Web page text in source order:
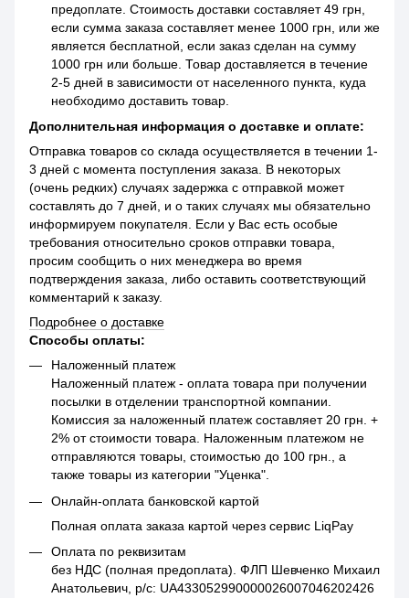
предоплате. Стоимость доставки составляет 49 грн,
если сумма заказа составляет менее 1000 грн, или же
является бесплатной, если заказ сделан на сумму
1000 грн или больше. Товар доставляется в течение
2-5 дней в зависимости от населенного пункта, куда
необходимо доставить товар.
Дополнительная информация о доставке и оплате:
Отправка товаров со склада осуществляется в течении 1-
3 дней с момента поступления заказа. В некоторых
(очень редких) случаях задержка с отправкой может
составлять до 7 дней, и о таких случаях мы обязательно
информируем покупателя. Если у Вас есть особые
требования относительно сроков отправки товара,
просим сообщить о них менеджера во время
подтверждения заказа, либо оставить соответствующий
комментарий к заказу.
Подробнее о доставке
Способы оплаты:
Наложенный платеж
Наложенный платеж - оплата товара при получении
посылки в отделении транспортной компании.
Комиссия за наложенный платеж составляет 20 грн. +
2% от стоимости товара. Наложенным платежом не
отправляются товары, стоимостью до 100 грн., а
также товары из категории "Уценка".
Онлайн-оплата банковской картой
Полная оплата заказа картой через сервис LiqPay
Оплата по реквизитам
без НДС (полная предоплата). ФЛП Шевченко Михаил
Анатольевич, р/с: UA433052990000026007046202426